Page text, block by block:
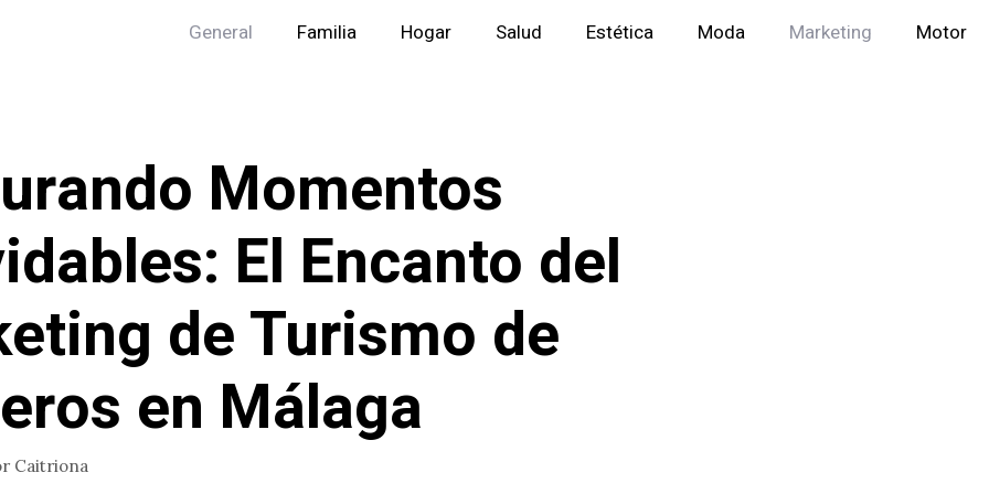
General Familia Hogar Salud Estética Moda Marketing Motor
Momentos
El Encanto del
de Turismo de
en Málaga
Caitriona